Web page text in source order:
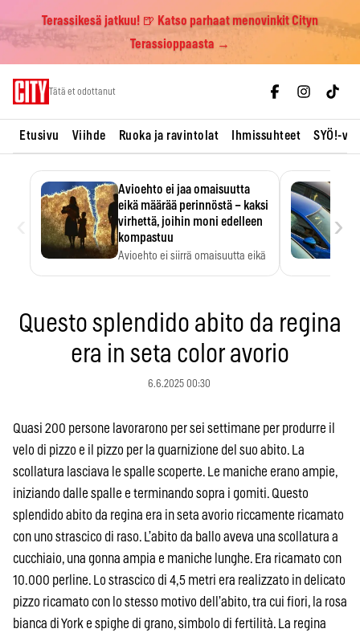
Terassikesä jatkuu! 🍺 Katso parhaat menovinkit Cityn
Terassioppaasta →
Tätä et odottanut
Etusivu Viihde Ruoka ja ravintolat Ihmissuhteet SYÖ!-
Avioehto ei jaa omaisuutta
eikä määrää perinnöstä – kaksi
virhettä, joihin moni edelleen
kompastuu
Avioehto ei siirrä omaisuutta eikä
›
Questo splendido abito da regina
era in seta color avorio
6.6.2025 00:30
Quasi 200 persone lavorarono per sei settimane per produrre il
velo di pizzo e il pizzo per la guarnizione del suo abito. La
scollatura lasciava le spalle scoperte. Le maniche erano ampie,
iniziando dalle spalle e terminando sopra i gomiti. Questo
splendido abito da regina era in seta avorio riccamente ricamato
con uno strascico di raso. L’abito da ballo aveva una scollatura a
cucchiaio, una gonna ampia e maniche lunghe. Era ricamato con
10.000 perline. Lo strascico di 4,5 metri era realizzato in delicato
pizzo ricamato con lo stesso motivo dell’abito, tra cui fiori, la rosa
bianca di York e spighe di grano, simbolo di fertilità. La regina